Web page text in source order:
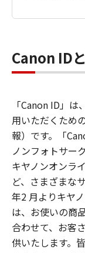
Canon ID
「Canon ID」
用いただくため
報）です。「
ノンフォトサー
キヤノンオンラ
ど、さまざまな
年2 月よりキヤ
は、お使いの商
合わせて、お客
供いたします。